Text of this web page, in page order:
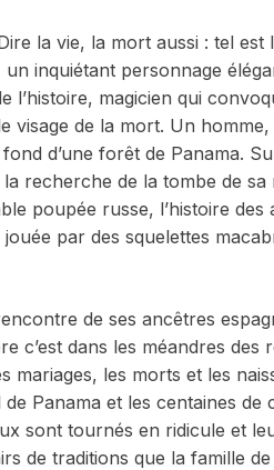
la vie, la mort aussi : tel est
un inquiétant personnage
l’histoire, magicien qui
de la mort. Un homme,
d’une forêt de Panama.
recherche de la tombe de sa
poupée russe, l’histoire des
par des squelettes
de ses ancêtres
c’est dans les méandres des
mariages, les morts et les
Panama et les centaines de
sont tournés en ridicule et
de traditions que la famille de